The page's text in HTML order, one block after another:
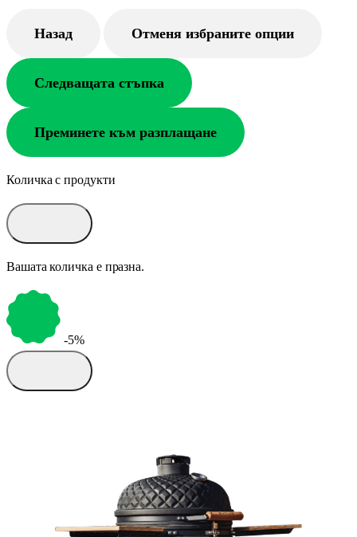
Назад Отменя избраните опции
Следващата стъпка
Преминете към разплащане
Количка с продукти
Вашата количка е празна.
-5%